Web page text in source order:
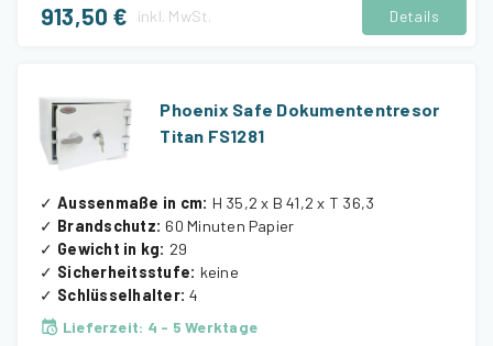
913,50 € inkl. MwSt. Details
Phoenix Safe Dokumententresor
Titan FS1281
✓ Aussenmaße in cm: H 35,2 x B 41,2 x T 36,3
✓ Brandschutz: 60 Minuten Papier
✓ Gewicht in kg: 29
✓ Sicherheitsstufe: keine
✓ Schlüsselhalter:4
Lieferzeit: 4 - 5 Werktage